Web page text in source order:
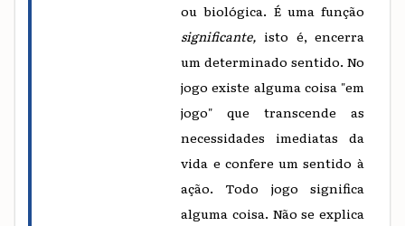
ou biológica. É uma função
significante, isto é, encerra
um determinado sentido. No
jogo existe alguma coisa "em
jogo" que transcende as
necessidades imediatas da
vida e confere um sentido à
ação. Todo jogo significa
alguma coisa. Não se explica